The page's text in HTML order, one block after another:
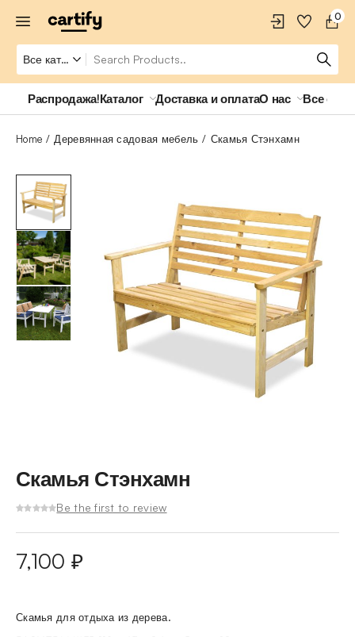
0
Распродажа!Каталог Доставка и оплатаО нас Все о
Home Деревянная садовая мебель Скамья Стэнхамн
Скамья Стэнхамн
Be the first to review
7,100 ₽
Скамья для отдыха из дерева.